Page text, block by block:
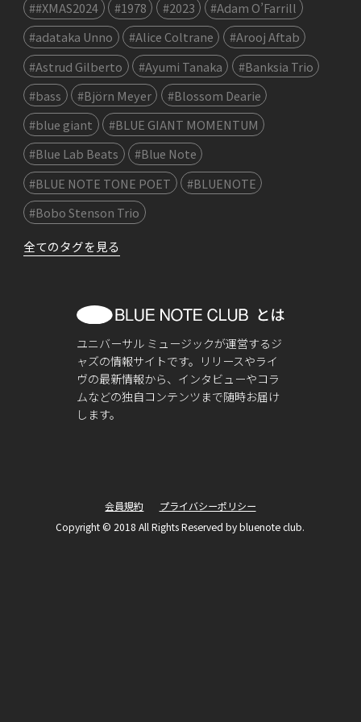
##XMAS2024 #1978 #2023
#Adam O’Farrill
#adataka Unno
#Alice Coltrane
#Arooj Aftab
#Astrud Gilberto
#Ayumi Tanaka
#Banksia Trio
#bass
#Björn Meyer
#Blossom Dearie
#blue giant
#BLUE GIANT MOMENTUM
#Blue Lab Beats
#Blue Note
#BLUE NOTE TONE POET
#BLUENOTE
#Bobo Stenson Trio
全てのタグを見る
ユニバーサル ミュージックが運営するジ
ャズの情報サイトです。リリースやライ
ヴの最新情報から、インタビューやコラ
ムなどの独自コンテンツまで随時お届け
します。
会員規約
プライバシーポリシー
Copyright © 2018 All Rights Reserved by bluenote club.